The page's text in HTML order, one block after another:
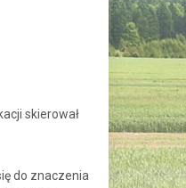
skierował
do znaczenia